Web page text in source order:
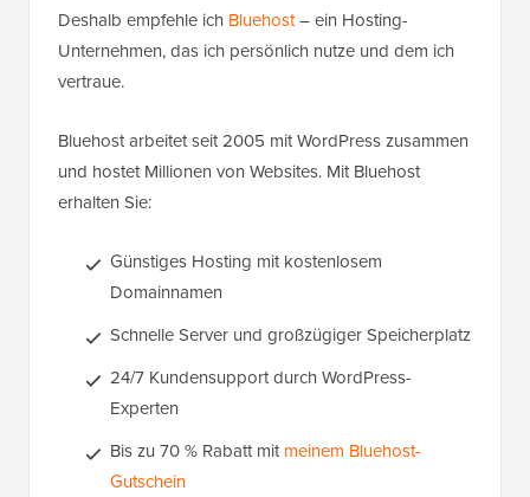
Deshalb empfehle ich Bluehost– ein Hosting-
Unternehmen, das ich persönlich nutze und dem ich
vertraue.
Bluehost arbeitet seit 2005 mit WordPress zusammen
und hostet Millionen von Websites. Mit Bluehost
erhalten Sie:
Günstiges Hosting mit kostenlosem
Domainnamen
Schnelle Server und großzügiger Speicherplatz
24/7 Kundensupport durch WordPress-
Experten
Bis zu 70 % Rabatt mitmeinem Bluehost-
Gutschein